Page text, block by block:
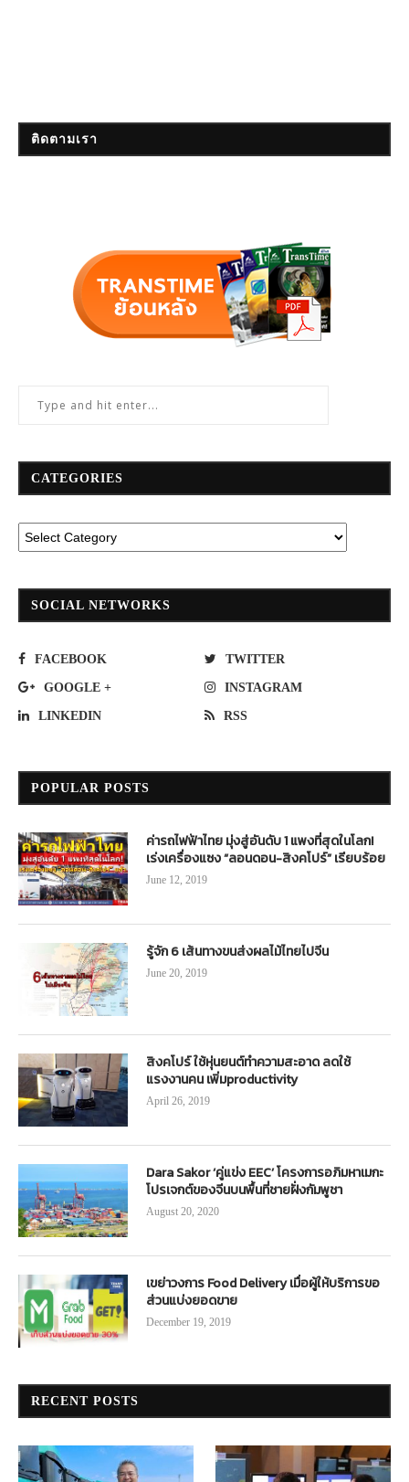
ติดตามเรา
CATEGORIES
SOCIAL NETWORKS
FACEBOOK TWITTER
GOOGLE + INSTAGRAM
LINKEDIN RSS
POPULAR POSTS
ค่ารถไฟฟ้าไทย มุ่งสู่อันดับ 1 แพงที่สุดในโลก!
เร่งเครื่องแซง “ลอนดอน-สิงคโปร์” เรียบร้อย
June 12, 2019
รู้จัก 6 เส้นทางขนส่งผลไม้ไทยไปจีน
June 20, 2019
สิงคโปร์ ใช้หุ่นยนต์ทำความสะอาด ลดใช้
แรงงานคน เพิ่มproductivity
April 26, 2019
Dara Sakor ‘คู่แข่ง EEC’ โครงการอภิมหาเมกะ
โปรเจกต์ของจีนบนพื้นที่ชายฝั่งกัมพูชา
August 20, 2020
เขย่าวงการ Food Delivery เมื่อผู้ให้บริการขอ
ส่วนแบ่งยอดขาย
December 19, 2019
RECENT POSTS